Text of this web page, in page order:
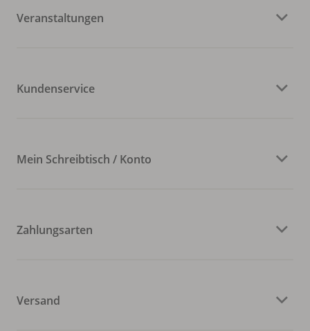
Veranstaltungen
Kundenservice
Mein Schreibtisch / Konto
Zahlungsarten
Versand